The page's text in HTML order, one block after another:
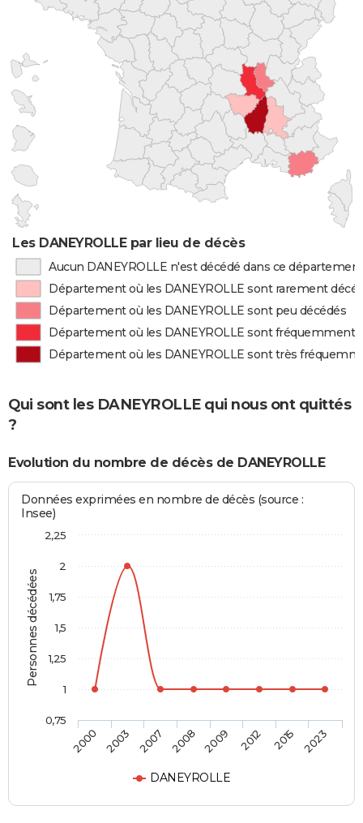
Les DANEYROLLE par lieu de décès
Aucun DANEYROLLE n'est décédé dans ce département
Département où les DANEYROLLE sont rarement
Département où les DANEYROLLE sont peu décédés
Département où les DANEYROLLE sont fréquemment
Département où les DANEYROLLE sont très
Qui sont les DANEYROLLE qui nous ont quittés
?
Evolution du nombre de décès de DANEYROLLE
Personnes décédées
Données exprimées en nombre de décès (source :
Insee)
DANEYROLLE
2000 2003 2007 2008 2009 2012 2015 2023
0,75
1
1,25
1,5
1,75
2
2,25